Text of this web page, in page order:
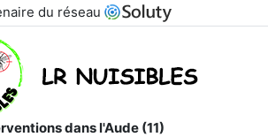
du réseau
dans l'Aude (11)